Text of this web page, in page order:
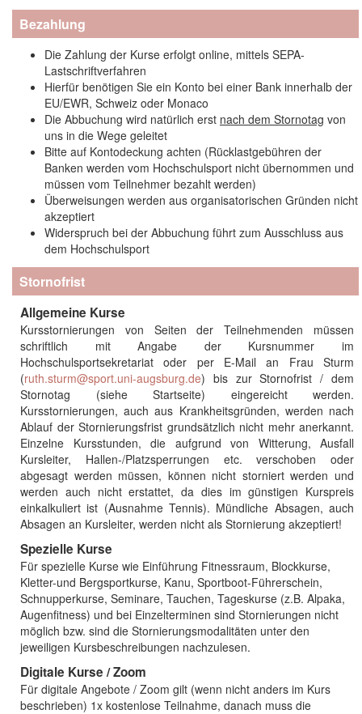
Bezahlung
Die Zahlung der Kurse erfolgt online, mittels SEPA-
Lastschriftverfahren
Hierfür benötigen Sie ein Konto bei einer Bank innerhalb der
EU/EWR, Schweiz oder Monaco
Die Abbuchung wird natürlich erst nach dem Stornotag von
uns in die Wege geleitet
Bitte auf Kontodeckung achten (Rücklastgebühren der
Banken werden vom Hochschulsport nicht übernommen und
müssen vom Teilnehmer bezahlt werden)
Überweisungen werden aus organisatorischen Gründen nicht
akzeptiert
Widerspruch bei der Abbuchung führt zum Ausschluss aus
dem Hochschulsport
Stornofrist
Allgemeine Kurse
Kursstornierungen von Seiten der Teilnehmenden müssen
schriftlich mit Angabe der Kursnummer im
Hochschulsportsekretariat oder per E-Mail an Frau Sturm
(ruth.sturm@sport.uni-augsburg.de) bis zur Stornofrist / dem
Stornotag (siehe Startseite) eingereicht werden.
Kursstornierungen, auch aus Krankheitsgründen, werden nach
Ablauf der Stornierungsfrist grundsätzlich nicht mehr anerkannt.
Einzelne Kursstunden, die aufgrund von Witterung, Ausfall
Kursleiter, Hallen-/Platzsperrungen etc. verschoben oder
abgesagt werden müssen, können nicht storniert werden und
werden auch nicht erstattet, da dies im günstigen Kurspreis
einkalkuliert ist (Ausnahme Tennis). Mündliche Absagen, auch
Absagen an Kursleiter, werden nicht als Stornierung akzeptiert!
Spezielle Kurse
Für spezielle Kurse wie Einführung Fitnessraum, Blockkurse,
Kletter-und Bergsportkurse, Kanu, Sportboot-Führerschein,
Schnupperkurse, Seminare, Tauchen, Tageskurse (z.B. Alpaka,
Augenfitness) und bei Einzelterminen sind Stornierungen nicht
möglich bzw. sind die Stornierungsmodalitäten unter den
jeweiligen Kursbeschreibungen nachzulesen.
Digitale Kurse / Zoom
Für digitale Angebote / Zoom gilt (wenn nicht anders im Kurs
beschrieben) 1x kostenlose Teilnahme, danach muss die